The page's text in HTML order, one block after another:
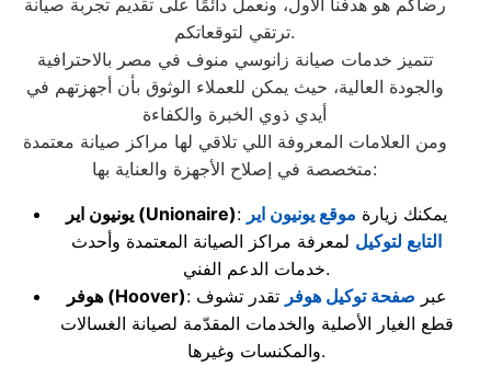
رضاكم هو هدفنا الأول، ونعمل دائمًا على تقديم تجربة صيانة
ترتقي لتوقعاتكم.
تتميز خدمات صيانة زانوسي منوف في مصر بالاحترافية
والجودة العالية، حيث يمكن للعملاء الوثوق بأن أجهزتهم في
أيدي ذوي الخبرة والكفاءة
ومن العلامات المعروفة اللي تلاقي لها مراكز صيانة معتمدة
متخصصة في إصلاح الأجهزة والعناية بها:
(Unionaire) : يمكنك زيارة موقع يونيون اير
التابع لتوكيل لمعرفة مراكز الصيانة المعتمدة وأحدث
خدمات الدعم الفني.
هوفر (Hoover) : عبر صفحة توكيل هوفر تقدر تشوف
قطع الغيار الأصلية والخدمات المقدّمة لصيانة الغسالات
والمكنسات وغيرها.